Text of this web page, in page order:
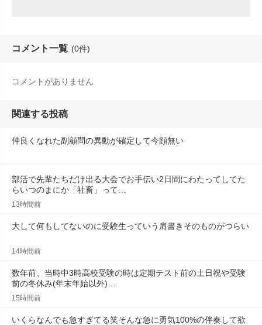
コメント一覧 (0件)
コメントがありません
関連する投稿
仲良くなれた副顧問の異動が確定して今顔無い
部活で先輩たちだけ出る大会でお手伝い2日間にわたってしてた
らいつのまにか「社畜」って…
13時間前
大して何もしてないのに受験生っていう肩書きそのものがつらい
14時間前
数年前、当時中3時高校受験の時は定期テスト前の土日祝や受験
前の冬休み(年末年始以外)…
15時間前
いくらなんでも急すぎてる笑そんな急に勇気100%の伴奏して欲